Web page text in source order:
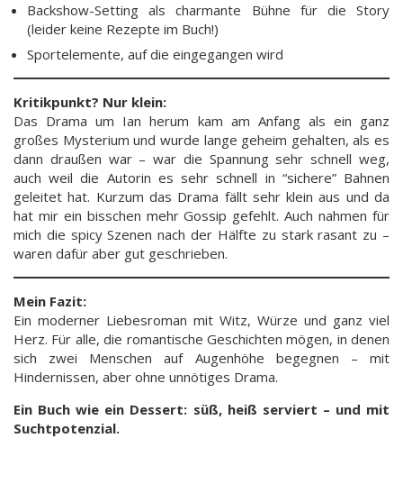
Backshow-Setting als charmante Bühne für die Story
(leider keine Rezepte im Buch!)
Sportelemente, auf die eingegangen wird
Kritikpunkt? Nur klein:
Das Drama um Ian herum kam am Anfang als ein ganz
großes Mysterium und wurde lange geheim gehalten, als es
dann draußen war – war die Spannung sehr schnell weg,
auch weil die Autorin es sehr schnell in “sichere” Bahnen
geleitet hat. Kurzum das Drama fällt sehr klein aus und da
hat mir ein bisschen mehr Gossip gefehlt. Auch nahmen für
mich die spicy Szenen nach der Hälfte zu stark rasant zu –
waren dafür aber gut geschrieben.
Mein Fazit:
Ein moderner Liebesroman mit Witz, Würze und ganz viel
Herz. Für alle, die romantische Geschichten mögen, in denen
sich zwei Menschen auf Augenhöhe begegnen – mit
Hindernissen, aber ohne unnötiges Drama.
Ein Buch wie ein Dessert: süß, heiß serviert – und mit
Suchtpotenzial.